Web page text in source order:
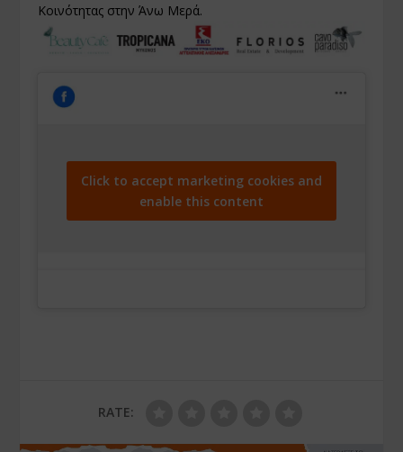
Κοινότητας στην Άνω Μερά.
Click to accept marketing cookies and
enable this content
RATE: